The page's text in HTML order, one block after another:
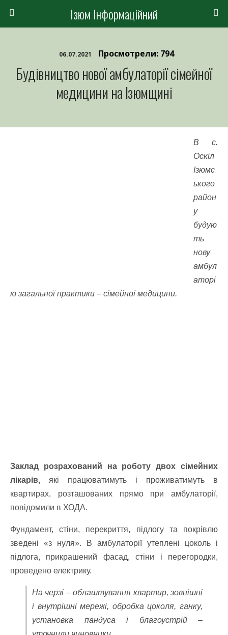
Ізюм Інформаційний
06.07.2021 Просмотрели: 794
Будівництво нової амбулаторії сімейної
медицини на Ізюмщині
В с.
Оскіл
Ізюмс
ького
район
у
будую
ть
нову
амбул
аторі
ю загальної практики – сімейної медицини.
Заклад розрахований на роботу двох сімейних
лікарів, які працюватимуть і проживатимуть в
квартирах, розташованих прямо при амбулаторії,
повідомили в ХОДА.
Фундамент, стіни, перекриття, підлогу та покрівлю
зведені «з нуля». В амбулаторії утеплені цоколь і
підлога, прикрашений фасад, стіни і перегородки,
проведено електрику.
На черзі – облаштування квартир, зовнішні
і внутрішні мережі, обробка цоколя, ганку,
установка пандуса і благоустрій –